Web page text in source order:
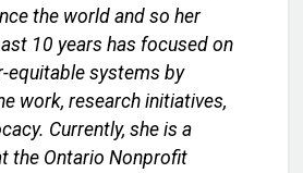
the world and so her
10 years has focused on
equitable systems by
work, research initiatives,
Currently, she is a
the Ontario Nonprofit